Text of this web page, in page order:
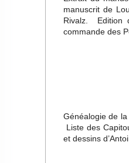
manuscrit de
Rivalz.
commande des
Généalogie de
Liste des
et dessins